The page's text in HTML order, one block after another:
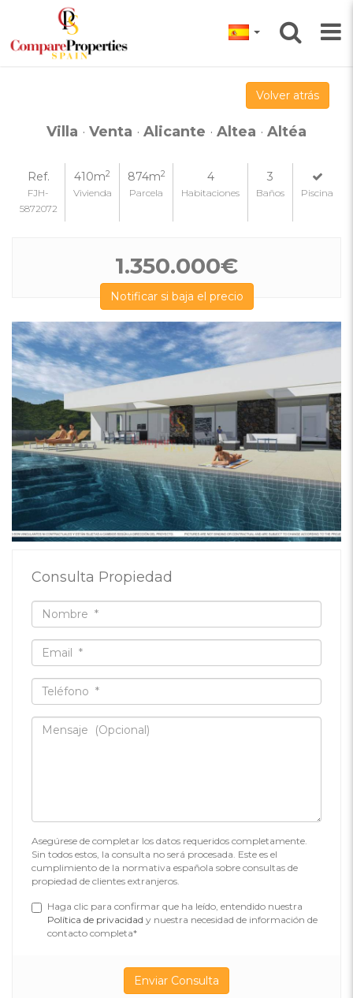
Volver atrás
Villa · Venta · Alicante · Altea · Altéa
Ref.
FJH-
5872072
410m2
Vivienda
874m2
Parcela
4
Habitaciones
3
Baños Piscina
1.350.000€
Notificar si baja el precio
Consulta Propiedad
Asegúrese de completar los datos requeridos completamente.
Sin todos estos, la consulta no será procesada. Este es el
cumplimiento de la normativa española sobre consultas de
propiedad de clientes extranjeros.
Haga clic para confirmar que ha leído, entendido nuestra
Política de privacidad y nuestra necesidad de información de
contacto completa*